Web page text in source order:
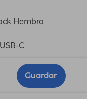
Hembra
C
Guardar